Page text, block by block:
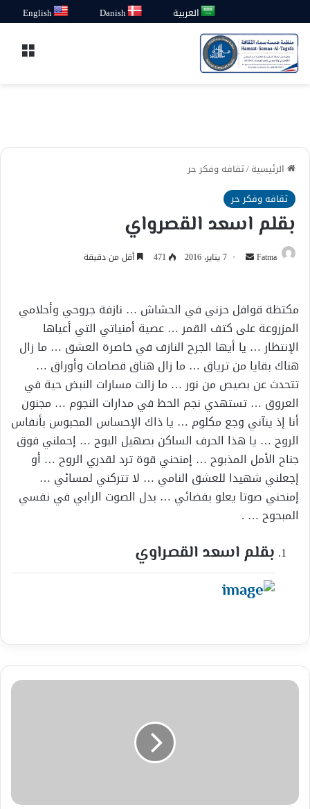
العربية Danish
English
الرئيسية/ثقافه وفكر حر
ثقافه وفكر حر
بقلم اسعد القصرواي
Fatma
أرسل 7 يناير، 2016 471 أقل من دقيقة
مكتظة قوافل حزني في الحشاش … نازفة جروحي وأحلامي
المزروعة على كتف القمر … عصية أمنياتي التي أعياها
الإنتظار … يا أيها الجرح النازف في خاصرة العشق … ما زال
هناك بقايا من ترياق … ما زال هناق قصاصات وأوراق …
تتحدث عن بصيص من نور … ما زالت مسارات النبض حية في
العروق … تستهدي نجم الحظ في مدارات النجوم … مجنون
أنا إذ ينآني وجع مكلوم … يا ذاك الإحساس المحبوس بأنفاس
الروح … يا هذا الحرف الساكن بصهيل البوح … إحملني فوق
جناح الأمل المذبوح … إمنحني قوة ترد لقدري الروح … أو
إجعلني شهيدا للعشق النامي … لا تتركني لمسائي …
إمنحني صوتا يعلو بفضائي … بدل الصوت الرابي في نفسي
المبحوح … .
بقلم اسعد القصراوي
أحمد